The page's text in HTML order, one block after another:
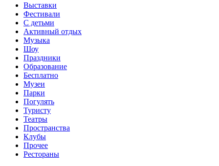
Выставки
Фестивали
С детьми
Активный отдых
Музыка
Шоу
Праздники
Образование
Бесплатно
Музеи
Парки
Погулять
Туристу
Театры
Пространства
Клубы
Прочее
Рестораны